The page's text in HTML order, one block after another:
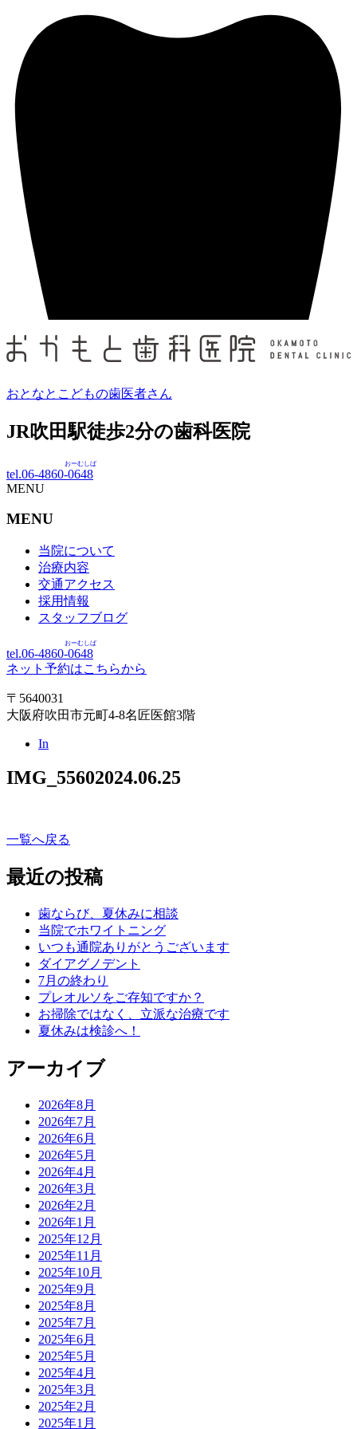
おとなとこどもの歯医者さん
JR吹田駅徒歩2分の歯科医院
tel.06-4860-0648
おーむしば
MENU
MENU
当院について
治療内容
交通アクセス
採用情報
スタッフブログ
tel.06-4860-0648
おーむしば
ネット予約はこちらから
〒5640031
大阪府吹田市元町4-8名匠医館3階
In
IMG_55602024.06.25
一覧へ戻る
最近の投稿
歯ならび、夏休みに相談
当院でホワイトニング
いつも通院ありがとうございます
ダイアグノデント
7月の終わり
プレオルソをご存知ですか？
お掃除ではなく、立派な治療です
夏休みは検診へ！
アーカイブ
2026年8月
2026年7月
2026年6月
2026年5月
2026年4月
2026年3月
2026年2月
2026年1月
2025年12月
2025年11月
2025年10月
2025年9月
2025年8月
2025年7月
2025年6月
2025年5月
2025年4月
2025年3月
2025年2月
2025年1月